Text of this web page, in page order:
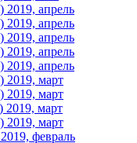
2019, апрель
2019, апрель
2019, апрель
2019, апрель
2019, апрель
2019, март
2019, март
2019, март
2019, март
февраль